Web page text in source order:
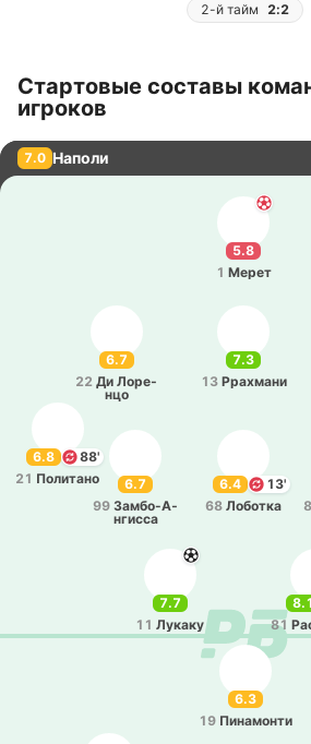
2-й тайм 2:2
Стартовые составы
игроков
7.0 Наполи
5.8
1 Мерет
6.7
22 Ди Ло­ре­
нцо
7.3
13 Рра­хма­ни
6.4
13'
68 Ло­бо­тка
6.8
88'
21 По­ли­та­но
8
6.7
99 За­мбо­-А­
нги­сса
8.1
81
7.7
11 Лукаку
6.3
19 Пи­на­мо­нти